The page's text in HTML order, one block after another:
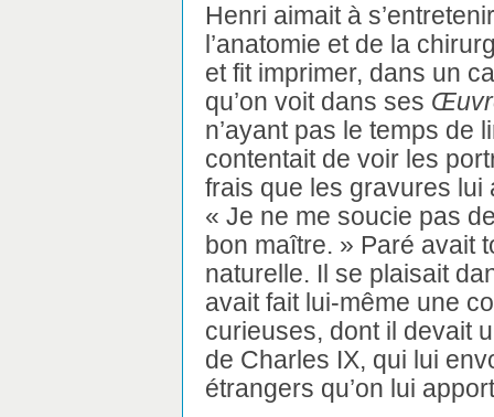
Henri aimait à
l’anatomie et de la
et fit imprimer, dans un
qu’on voit dans ses
n’ayant pas le temps de
contentait de voir les
frais que les gravures lui
« Je ne me soucie pas
bon maître. » Paré avait
naturelle. Il se plaisait
avait fait lui-même une
curieuses, dont il devait
de Charles IX, qui lui
étrangers qu’on lui